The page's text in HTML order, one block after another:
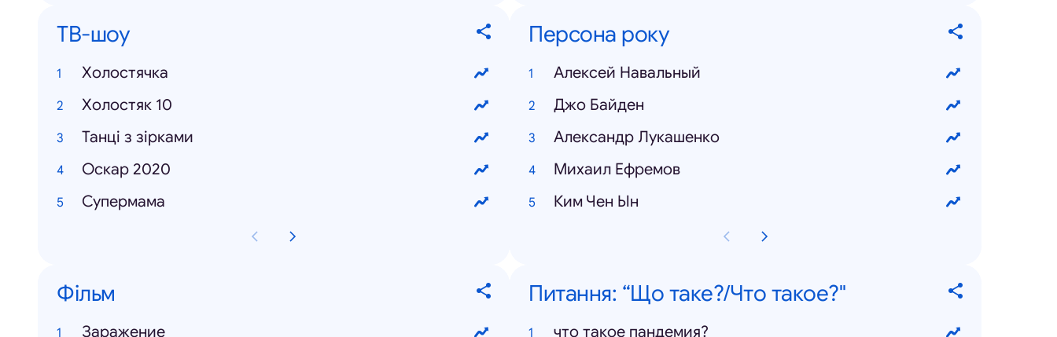
ТВ-шоу
Холостячка
Холостяк 10
Танці з зірками
Оскар 2020
Супермама
Персона року
Алексей Навальный
Джо Байден
Александр Лукашенко
Михаил Ефремов
Ким Чен Ын
Фільм
Заражение
Питання: “Що таке?/Что такое?"
что такое пандемия?